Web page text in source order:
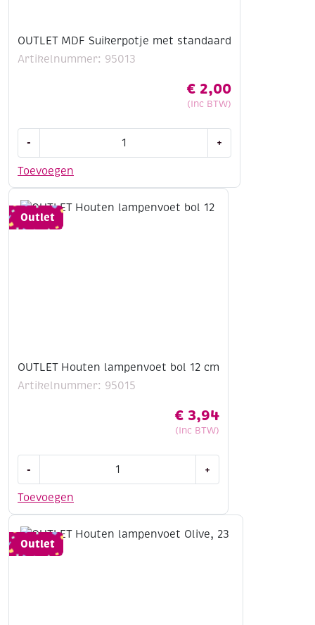
OUTLET MDF Suikerpotje met standaard
Artikelnummer: 95013
€ 2,00
(Inc BTW)
Toevoegen
-
Suikerpotje
standaard
aantal
+
Outlet
OUTLET Houten lampenvoet bol 12 cm
Artikelnummer: 95015
€ 3,94
(Inc BTW)
Toevoegen
-
lampenvoet
12
cm
aantal
+
Outlet